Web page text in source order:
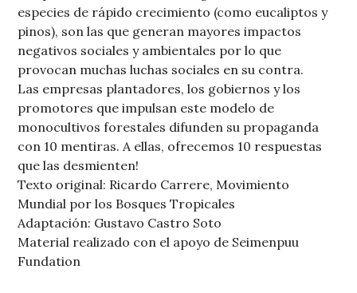
especies de rápido crecimiento (como eucaliptos y
pinos), son las que generan mayores impactos
negativos sociales y ambientales por lo que
provocan muchas luchas sociales en su contra.
Las empresas plantadores, los gobiernos y los
promotores que impulsan este modelo de
monocultivos forestales difunden su propaganda
con 10 mentiras. A ellas, ofrecemos 10 respuestas
que las desmienten!
Texto original: Ricardo Carrere, Movimiento
Mundial por los Bosques Tropicales
Adaptación: Gustavo Castro Soto
Material realizado con el apoyo de Seimenpuu
Fundation